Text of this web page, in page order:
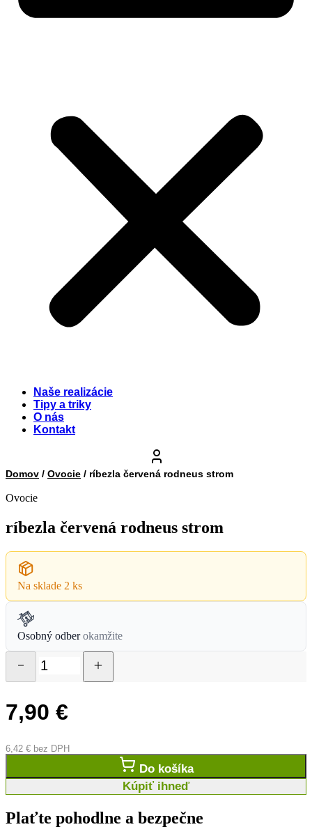
Naše realizácie
Tipy a triky
O nás
Kontakt
Domov / Ovocie / ríbezla červená rodneus strom
Ovocie
ríbezla červená rodneus strom
Na sklade 2 ks
Osobný odber okamžite
7,90 €
6,42 € bez DPH
Do košíka
Kúpiť ihneď
Plaťte pohodlne a bezpečne